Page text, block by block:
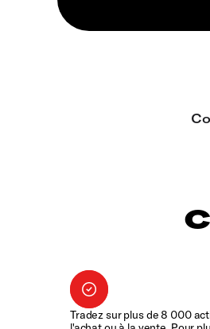
Tradez sur plus de 8 000